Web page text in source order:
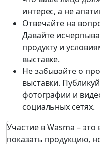
интерес, а не
Отвечайте на
Давайте
продукту и
выставке.
Не забывайте о
выставки.
фотографии и
социальных сетях.
Участие в Wasma –
показать продукцию,